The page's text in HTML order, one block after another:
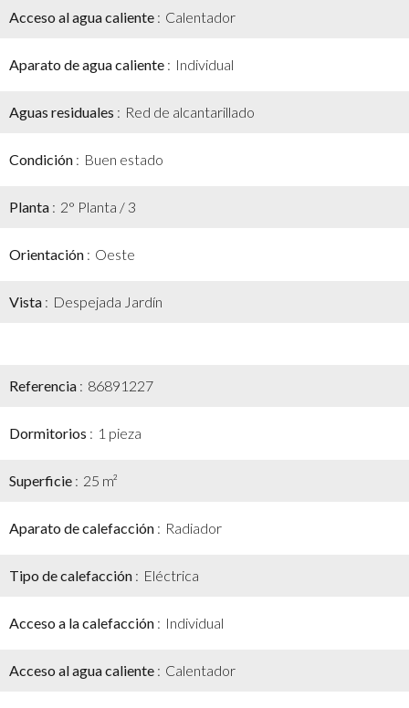
Acceso al agua caliente Calentador
Aparato de agua caliente Individual
Aguas residuales Red de alcantarillado
Condición Buen estado
Planta 2° Planta / 3
Orientación Oeste
Vista Despejada Jardín
Referencia 86891227
Dormitorios 1 pieza
Superficie 25 m²
Aparato de calefacción Radiador
Tipo de calefacción Eléctrica
Acceso a la calefacción Individual
Acceso al agua caliente Calentador